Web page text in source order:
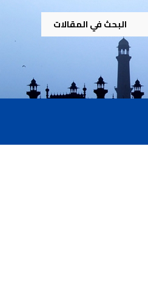
البحث في المقالات